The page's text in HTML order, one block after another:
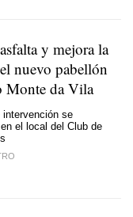
y mejora la
nuevo pabellón
Monte da Vila
intervención se
el local del Club de